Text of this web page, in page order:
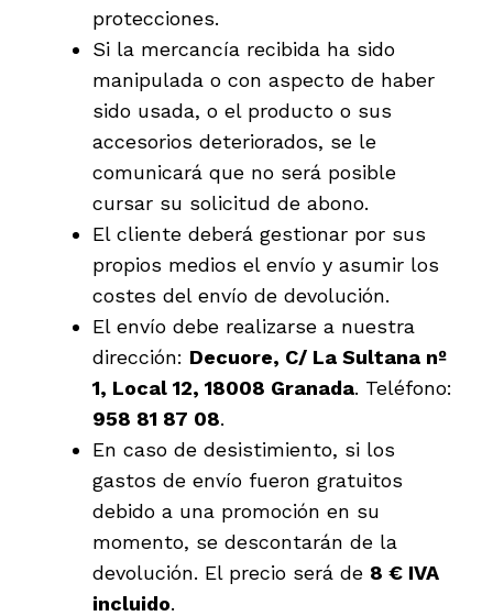
protecciones.
Si la mercancía recibida ha sido
manipulada o con aspecto de haber
sido usada, o el producto o sus
accesorios deteriorados, se le
comunicará que no será posible
cursar su solicitud de abono.
El cliente deberá gestionar por sus
propios medios el envío y asumir los
costes del envío de devolución.
El envío debe realizarse a nuestra
dirección: Decuore, C/ La Sultana nº
1, Local 12, 18008 Granada. Teléfono:
958 81 87 08.
En caso de desistimiento, si los
gastos de envío fueron gratuitos
debido a una promoción en su
momento, se descontarán de la
devolución. El precio será de 8 € IVA
incluido.